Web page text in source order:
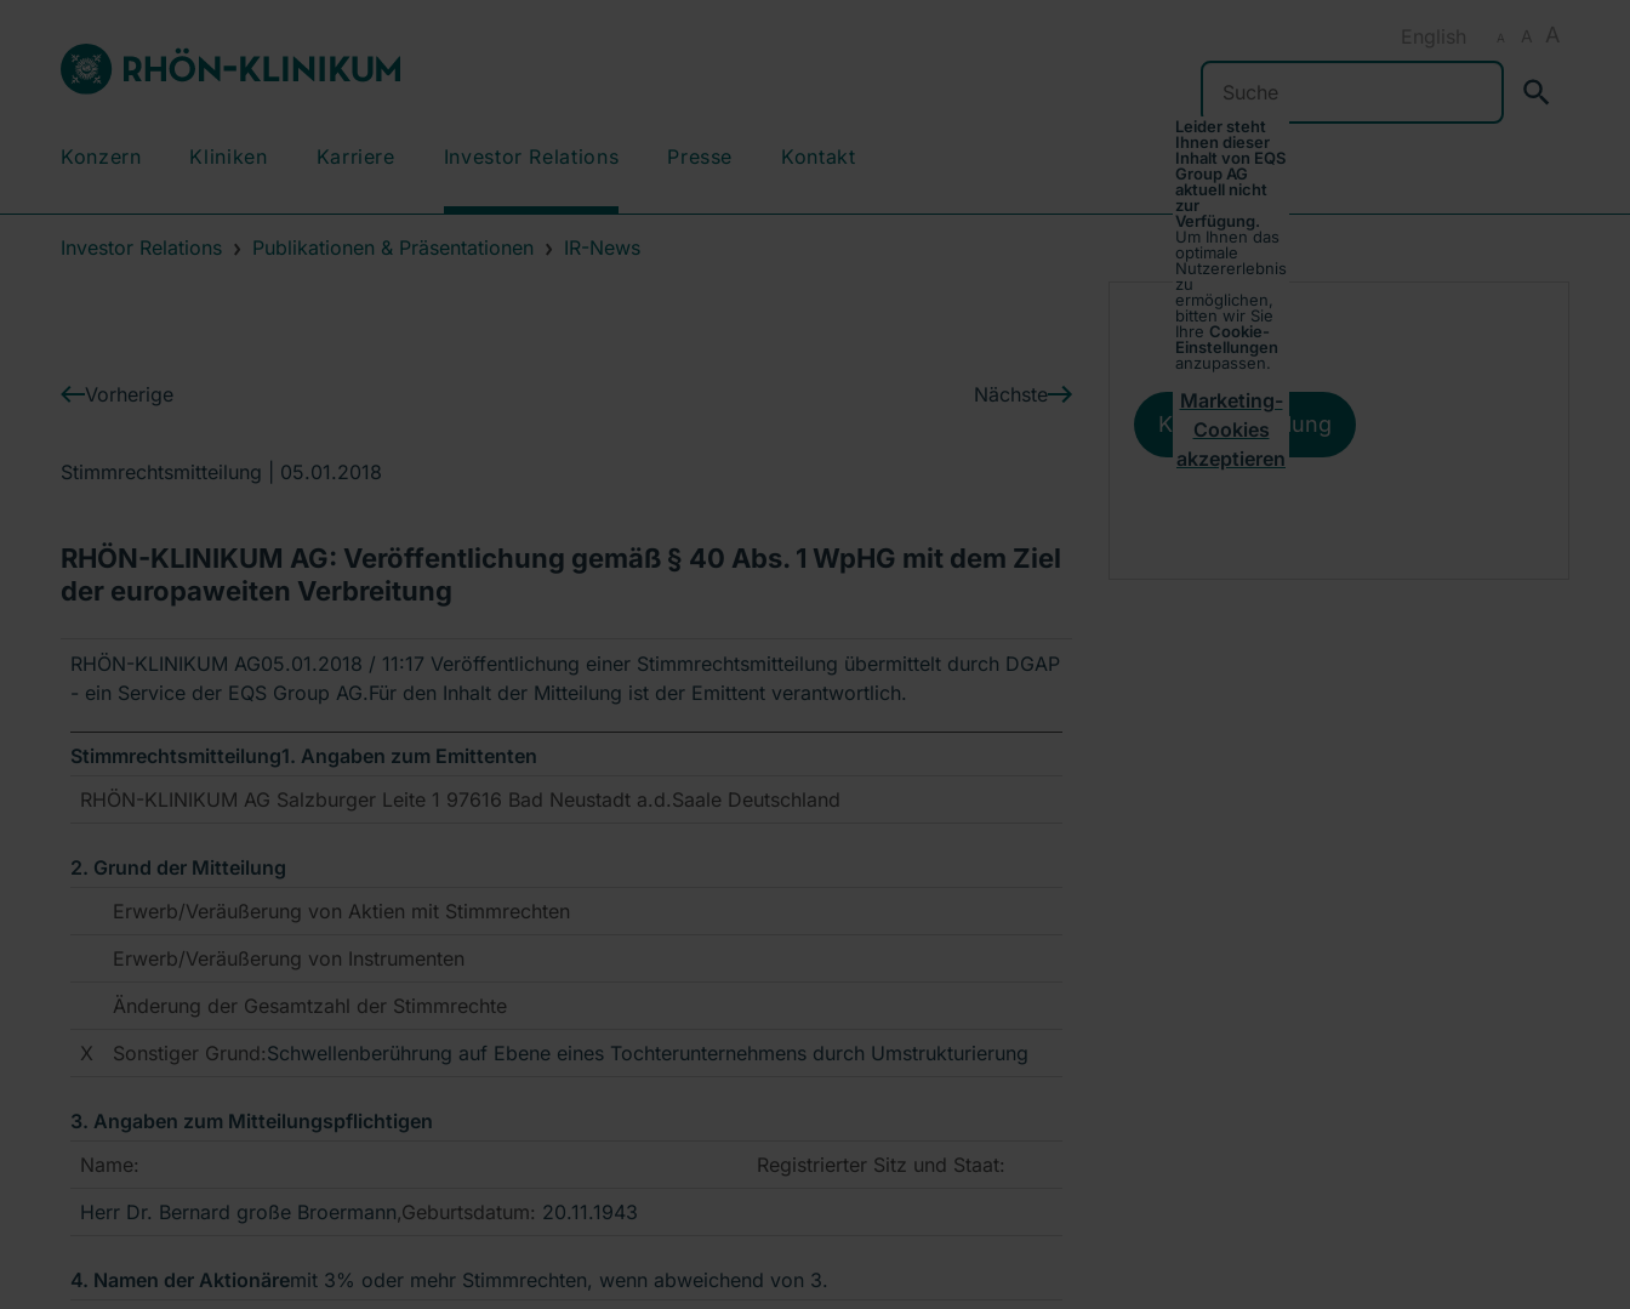
A A A
English
Suchen
Konzern Kliniken Karriere Investor Relations Presse Kontakt
Investor Relations Publikationen & Präsentationen IR-News
Vorherige Nächste
Stimmrechtsmitteilung | 05.01.2018
RHÖN-KLINIKUM AG: Veröffentlichung gemäß § 40 Abs. 1 WpHG mit dem Ziel
der europaweiten Verbreitung
RHÖN-KLINIKUM AG05.01.2018 / 11:17 Veröffentlichung einer Stimmrechtsmitteilung übermittelt durch DGAP
- ein Service der EQS Group AG.Für den Inhalt der Mitteilung ist der Emittent verantwortlich.
Stimmrechtsmitteilung1. Angaben zum Emittenten
RHÖN-KLINIKUM AG Salzburger Leite 1 97616 Bad Neustadt a.d.Saale Deutschland
2. Grund der Mitteilung
Erwerb/Veräußerung von Aktien mit Stimmrechten
Erwerb/Veräußerung von Instrumenten
Änderung der Gesamtzahl der Stimmrechte
X
Sonstiger Grund:Schwellenberührung auf Ebene eines Tochterunternehmens durch Umstrukturierung
3. Angaben zum Mitteilungspflichtigen
Name:
Registrierter Sitz und Staat:
Herr Dr. Bernard große Broermann,Geburtsdatum: 20.11.1943
4. Namen der Aktionäremit 3% oder mehr Stimmrechten, wenn abweichend von 3.
Leider steht
Ihnen dieser
Inhalt von EQS
Group AG
aktuell nicht
zur
Verfügung.
Um Ihnen das
optimale
Nutzererlebnis
zu
ermöglichen,
bitten wir Sie
Ihre Cookie-
Einstellungen
anzupassen.
Marketing-
Cookies
akzeptieren
Kursentwicklung